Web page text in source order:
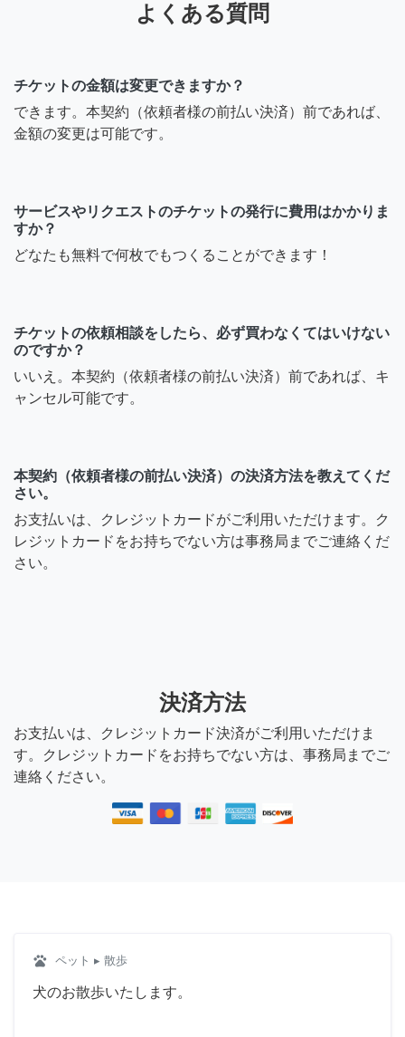
よくある質問
チケットの金額は変更できますか？
できます。本契約（依頼者様の前払い決済）前であれば、
金額の変更は可能です。
サービスやリクエストのチケットの発行に費用はかかりま
すか？
どなたも無料で何枚でもつくることができます！
チケットの依頼相談をしたら、必ず買わなくてはいけない
のですか？
いいえ。本契約（依頼者様の前払い決済）前であれば、キ
ャンセル可能です。
本契約（依頼者様の前払い決済）の決済方法を教えてくだ
さい。
お支払いは、クレジットカードがご利用いただけます。ク
レジットカードをお持ちでない方は事務局までご連絡くだ
さい。
決済方法
お支払いは、クレジットカード決済がご利用いただけま
す。クレジットカードをお持ちでない方は、事務局までご
連絡ください。
pets ペット ▸ 散歩
犬のお散歩いたします。